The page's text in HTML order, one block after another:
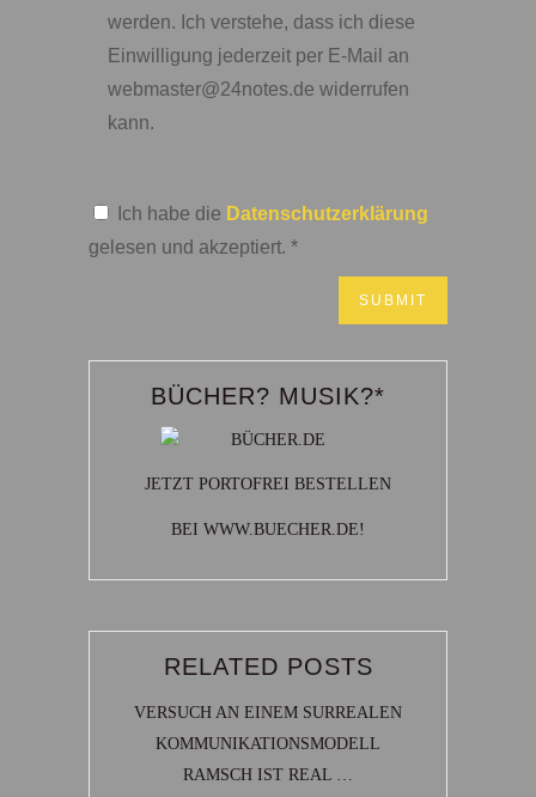
werden. Ich verstehe, dass ich diese
Einwilligung jederzeit per E-Mail an
webmaster@24notes.de widerrufen
kann.
Ich habe die Datenschutzerklärung
gelesen und akzeptiert. *
BÜCHER? MUSIK?*
JETZT PORTOFREI BESTELLEN
BEI WWW.BUECHER.DE!
RELATED POSTS
VERSUCH AN EINEM SURREALEN
KOMMUNIKATIONSMODELL
RAMSCH IST REAL …